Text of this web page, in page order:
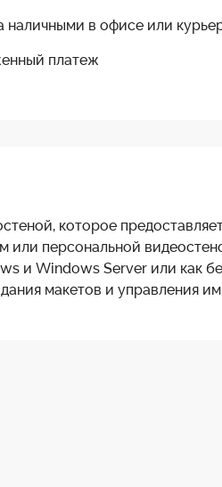
наличными в офисе или
платеж
которое
или персональной
и Windows Server или как
макетов и управления